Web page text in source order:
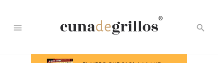
menu
®
search